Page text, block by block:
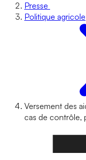
Presse
Politique agricole
Versement des
cas de contrôle,